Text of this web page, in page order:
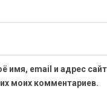
имя, email и адрес
моих комментариев.